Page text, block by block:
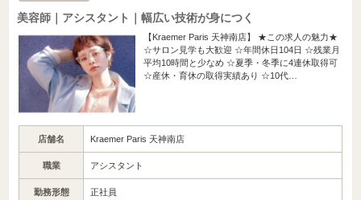
美容師｜アシスタント｜幅広い技術が身につく
【Kraemer Paris 天神南店】 ★この求人の魅力★
☆サロン見学も大歓迎 ☆年間休日104日 ☆残業月
平均10時間と少なめ ☆夏季・冬季に4連休取得可
☆産休・育休の取得実績あり ☆10代…
店舗名 Kraemer Paris 天神南店
職業 アシスタント
勤務形態 正社員